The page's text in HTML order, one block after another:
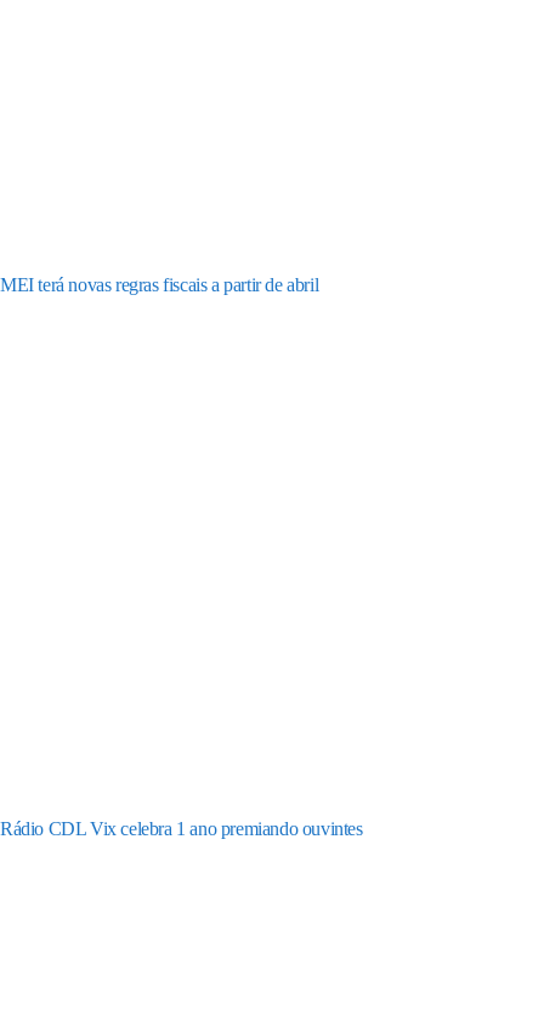
MEI terá novas regras fiscais a partir de abril
Rádio CDL Vix celebra 1 ano premiando ouvintes